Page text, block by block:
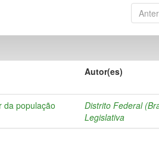
Autor(es)
da população
Distrito Federal
Legislativa